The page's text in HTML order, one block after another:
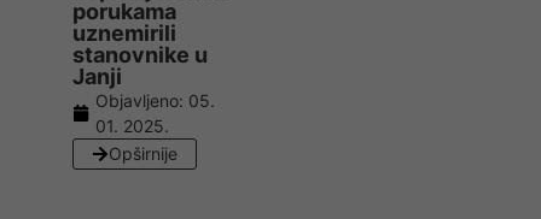
porukama
uznemirili
stanovnike u
Janji
Objavljeno: 05.
01. 2025.
Opširnije